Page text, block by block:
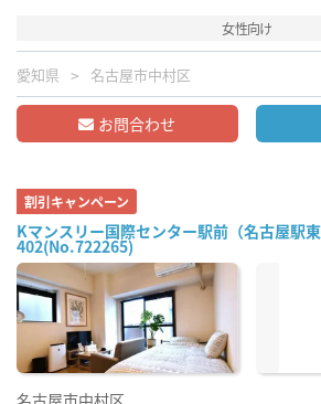
女性向け
愛知県 名古屋市中村区
お問合わせ
割引キャンペーン
Kマンスリー国際センター駅前（名古屋駅
402(No.722265)
名古屋市中村区